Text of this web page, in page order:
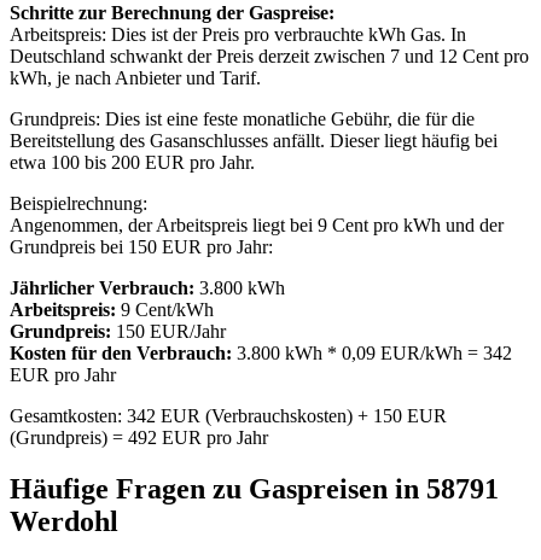
Schritte zur Berechnung der Gaspreise:
Arbeitspreis: Dies ist der Preis pro verbrauchte kWh Gas. In
Deutschland schwankt der Preis derzeit zwischen 7 und 12 Cent pro
kWh, je nach Anbieter und Tarif.
Grundpreis: Dies ist eine feste monatliche Gebühr, die für die
Bereitstellung des Gasanschlusses anfällt. Dieser liegt häufig bei
etwa 100 bis 200 EUR pro Jahr.
Beispielrechnung:
Angenommen, der Arbeitspreis liegt bei 9 Cent pro kWh und der
Grundpreis bei 150 EUR pro Jahr:
Jährlicher Verbrauch: 3.800 kWh
Arbeitspreis: 9 Cent/kWh
Grundpreis: 150 EUR/Jahr
Kosten für den Verbrauch: 3.800 kWh * 0,09 EUR/kWh = 342
EUR pro Jahr
Gesamtkosten: 342 EUR (Verbrauchskosten) + 150 EUR
(Grundpreis) = 492 EUR pro Jahr
Häufige Fragen zu Gaspreisen in 58791
Werdohl